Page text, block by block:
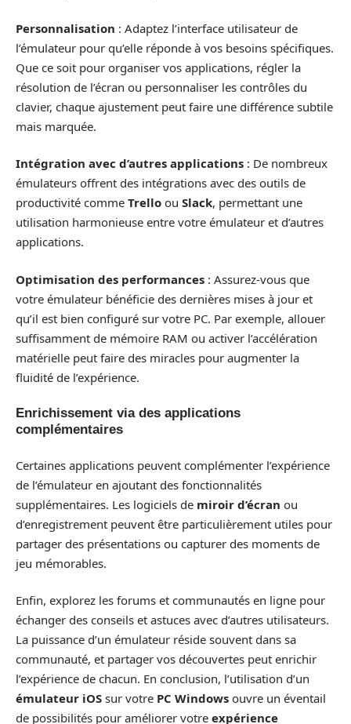
Personnalisation : Adaptez l’interface utilisateur de
l’émulateur pour qu’elle réponde à vos besoins spécifiques.
Que ce soit pour organiser vos applications, régler la
résolution de l’écran ou personnaliser les contrôles du
clavier, chaque ajustement peut faire une différence subtile
mais marquée.
Intégration avec d’autres applications : De nombreux
émulateurs offrent des intégrations avec des outils de
productivité comme Trello ou Slack, permettant une
utilisation harmonieuse entre votre émulateur et d’autres
applications.
Optimisation des performances : Assurez-vous que
votre émulateur bénéficie des dernières mises à jour et
qu’il est bien configuré sur votre PC. Par exemple, allouer
suffisamment de mémoire RAM ou activer l’accélération
matérielle peut faire des miracles pour augmenter la
fluidité de l’expérience.
Enrichissement via des applications
complémentaires
Certaines applications peuvent complémenter l’expérience
de l’émulateur en ajoutant des fonctionnalités
supplémentaires. Les logiciels de miroir d’écran ou
d’enregistrement peuvent être particulièrement utiles pour
partager des présentations ou capturer des moments de
jeu mémorables.
Enfin, explorez les forums et communautés en ligne pour
échanger des conseils et astuces avec d’autres utilisateurs.
La puissance d’un émulateur réside souvent dans sa
communauté, et partager vos découvertes peut enrichir
l’expérience de chacun. En conclusion, l’utilisation d’un
émulateur iOS sur votre PC Windows ouvre un éventail
de possibilités pour améliorer votre expérience